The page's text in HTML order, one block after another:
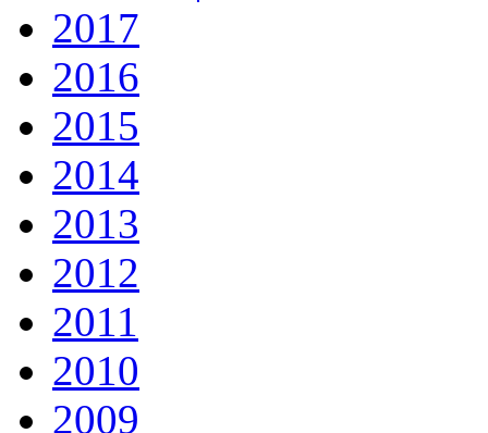
2017
2016
2015
2014
2013
2012
2011
2010
2009